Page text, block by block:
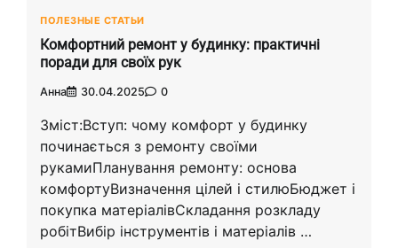
ПОЛЕЗНЫЕ СТАТЬИ
Комфортний ремонт у будинку: практичні
поради для своїх рук
Анна 30.04.2025 0
Зміст:Вступ: чому комфорт у будинку
починається з ремонту своїми
рукамиПланування ремонту: основа
комфортуВизначення цілей і стилюБюджет і
покупка матеріалівСкладання розкладу
робітВибір інструментів і матеріалів …